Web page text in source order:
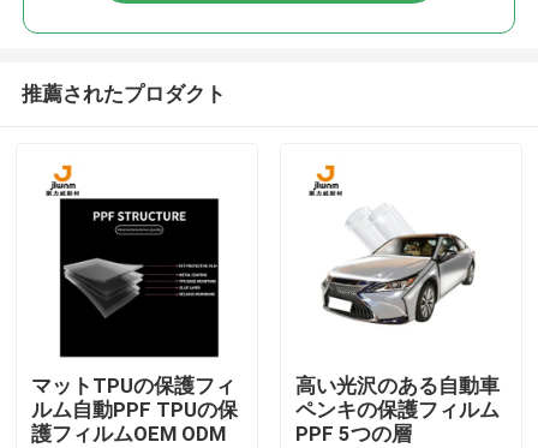
ホーム
推薦されたプロダクト
マットTPUの保護フィ
ルム自動PPF TPUの保
護フィルムOEM ODM
高い光沢のある自動車
ペンキの保護フィルム
PPF 5つの層